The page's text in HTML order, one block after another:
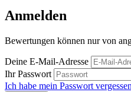
Anmelden
Bewertungen können nur von
Deine E-Mail-Adresse
Ihr Passwort
Ich habe mein Passwort